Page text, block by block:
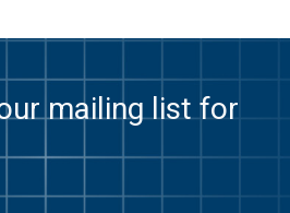
mailing list for